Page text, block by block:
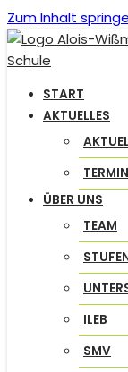
Zum Inhalt
START
AKTUELLES
ÜBER UNS
TEAM
ILEB
SMV